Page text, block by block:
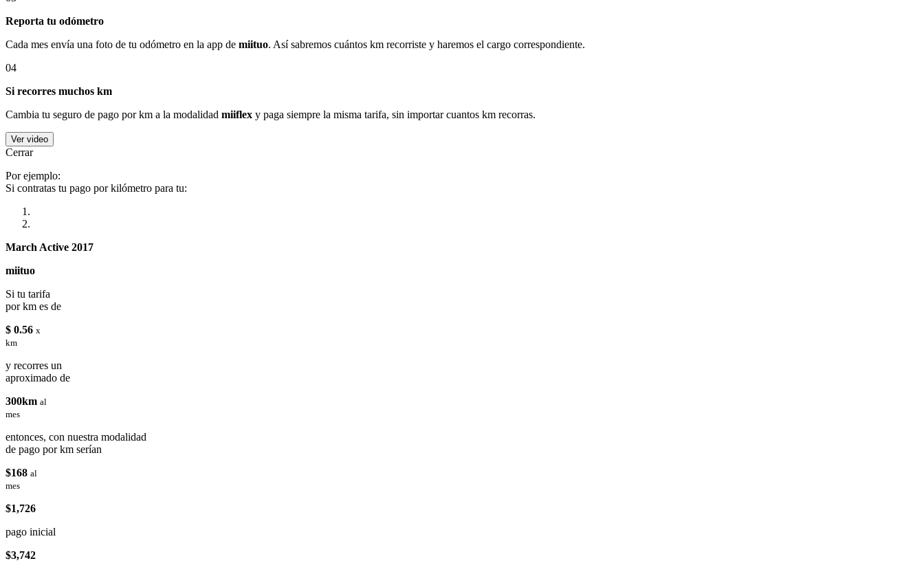
Reporta tu odómetro
Cada mes envía una foto de tu odómetro en la app de miituo. Así sabremos cuántos km recorriste y haremos el cargo correspondiente.
04
Si recorres muchos km
Cambia tu seguro de pago por km a la modalidad miiflex y paga siempre la misma tarifa, sin importar cuantos km recorras.
Ver video
Cerrar
Por ejemplo:
Si contratas tu pago por kilómetro para tu:
March Active 2017
miituo
Si tu tarifa
por km es de
$ 0.56 x
km
y recorres un
aproximado de
300km al
mes
entonces, con nuestra modalidad
de pago por km serían
$168 al
mes
$1,726
pago inicial
$3,742